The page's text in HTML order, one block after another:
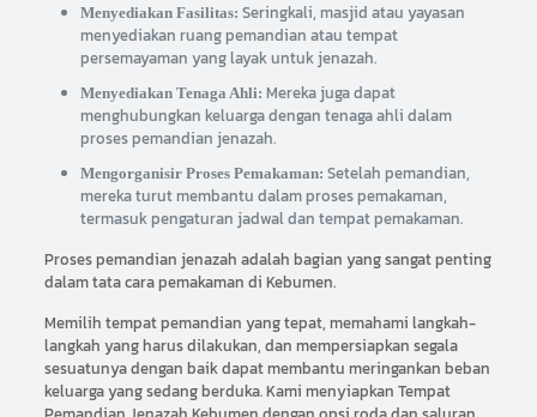
Menyediakan Fasilitas: Seringkali, masjid atau yayasan
menyediakan ruang pemandian atau tempat
persemayaman yang layak untuk jenazah.
Menyediakan Tenaga Ahli: Mereka juga dapat
menghubungkan keluarga dengan tenaga ahli dalam
proses pemandian jenazah.
Mengorganisir Proses Pemakaman: Setelah pemandian,
mereka turut membantu dalam proses pemakaman,
termasuk pengaturan jadwal dan tempat pemakaman.
Proses pemandian jenazah adalah bagian yang sangat penting
dalam tata cara pemakaman di Kebumen.
Memilih tempat pemandian yang tepat, memahami langkah-
langkah yang harus dilakukan, dan mempersiapkan segala
sesuatunya dengan baik dapat membantu meringankan beban
keluarga yang sedang berduka. Kami menyiapkan Tempat